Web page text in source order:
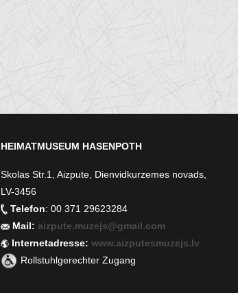
HEIMATMUSEUM HASENPOTH
Skolas Str.1, Aizpute, Dienvidkurzemes novads,
LV-3456
Telefon: 00 371 29623284
Mail:aizpute.muzejs@gmail.com
Internetadresse:www.aizputesmuzejs.lv
Rollstuhlgerechter Zugang